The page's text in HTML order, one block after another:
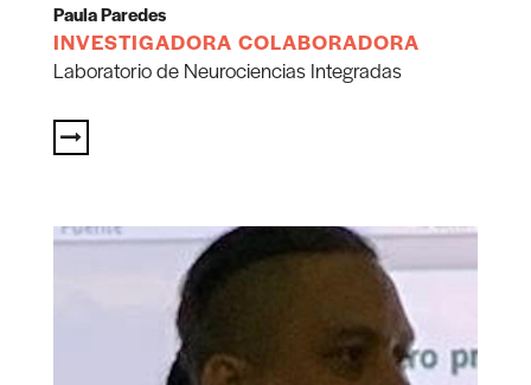
Paula Paredes
INVESTIGADORA COLABORADORA
Laboratorio de Neurociencias Integradas